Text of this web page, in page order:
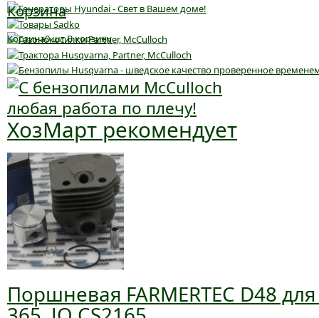
Корзина
Корзина0штВ корзину
ХозМарт рекомендует
Поршневая FARMERTEC D48